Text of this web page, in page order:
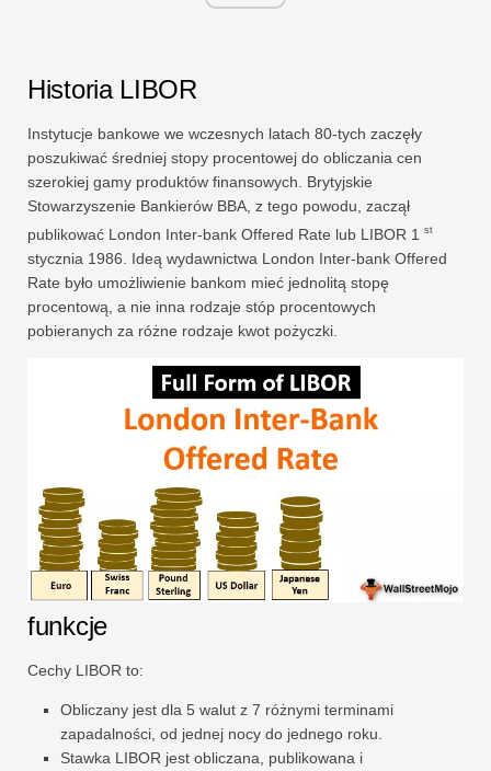
Historia LIBOR
Instytucje bankowe we wczesnych latach 80-tych zaczęły
poszukiwać średniej stopy procentowej do obliczania cen
szerokiej gamy produktów finansowych. Brytyjskie
Stowarzyszenie Bankierów BBA, z tego powodu, zaczął
publikować London Inter-bank Offered Rate lub LIBOR 1
st
stycznia 1986. Ideą wydawnictwa London Inter-bank Offered
Rate było umożliwienie bankom mieć jednolitą stopę
procentową, a nie inna rodzaje stóp procentowych
pobieranych za różne rodzaje kwot pożyczki.
funkcje
Cechy LIBOR to:
Obliczany jest dla 5 walut z 7 różnymi terminami
zapadalności, od jednej nocy do jednego roku.
Stawka LIBOR jest obliczana, publikowana i